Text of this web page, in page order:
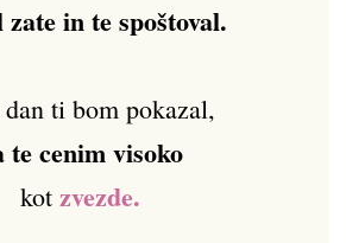
in te spoštoval.
ti bom pokazal,
te cenim visoko
kot zvezde.